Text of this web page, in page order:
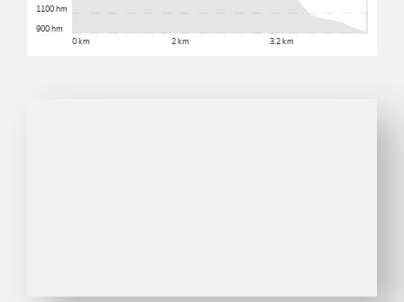
0 km 2 km 3.2 km
900 hm
1100 hm